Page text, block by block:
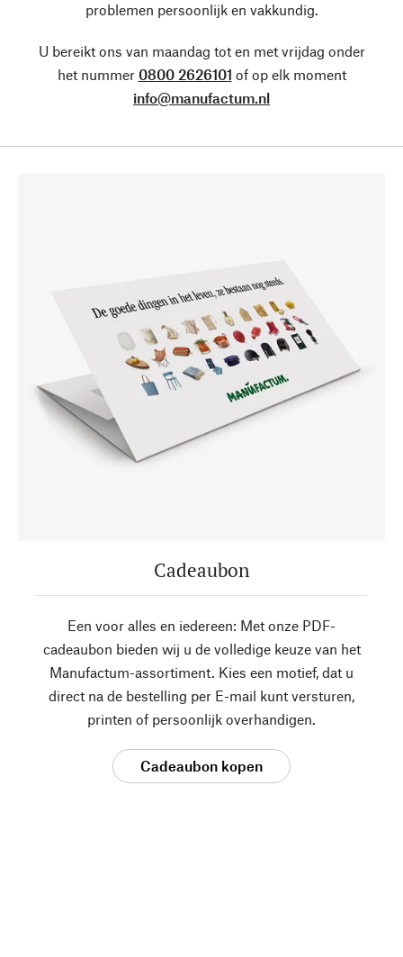
problemen persoonlijk en vakkundig.
U bereikt ons van maandag tot en met vrijdag onder
het nummer 0800 2626101 of op elk moment
info@manufactum.nl
Cadeaubon
Een voor alles en iedereen: Met onze PDF-
cadeaubon bieden wij u de volledige keuze van het
Manufactum-assortiment. Kies een motief, dat u
direct na de bestelling per E-mail kunt versturen,
printen of persoonlijk overhandigen.
Cadeaubon kopen